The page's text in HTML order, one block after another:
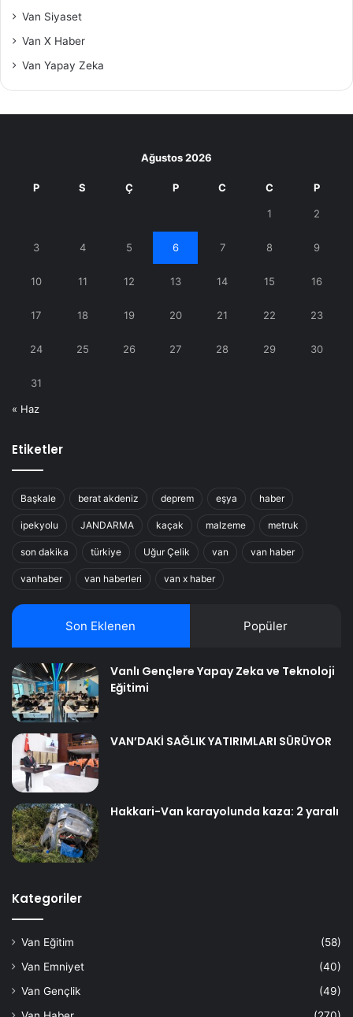
Van Siyaset
Van X Haber
Van Yapay Zeka
Ağustos 2026
P S Ç P C C P
1 2
3 4 5 6 7 8 9
10 11 12 13 14 15 16
17 18 19 20 21 22 23
24 25 26 27 28 29 30
31
« Haz
Etiketler
Başkale berat akdeniz deprem eşya haber
ipekyolu JANDARMA kaçak malzeme metruk
son dakika türkiye Uğur Çelik van van haber
vanhaber van haberleri van x haber
Son Eklenen Popüler
Vanlı Gençlere Yapay Zeka ve Teknoloji
Eğitimi
VAN’DAKİ SAĞLIK YATIRIMLARI SÜRÜYOR
Hakkari-Van karayolunda kaza: 2 yaralı
Kategoriler
Van Eğitim
(58)
Van Emniyet
(40)
Van Gençlik
(49)